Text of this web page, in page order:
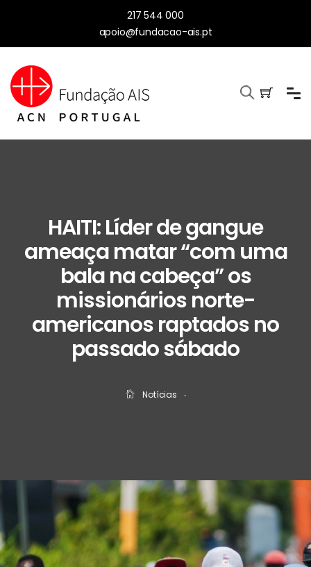
217 544 000
apoio@fundacao-ais.pt
HAITI: Líder de gangue
ameaça matar “com uma
bala na cabeça” os
missionários norte-
americanos raptados no
passado sábado
Notícias ‧